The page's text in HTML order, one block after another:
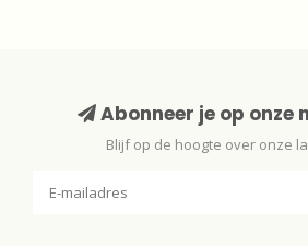
Abonneer je op onze
Blijf op de hoogte over onze